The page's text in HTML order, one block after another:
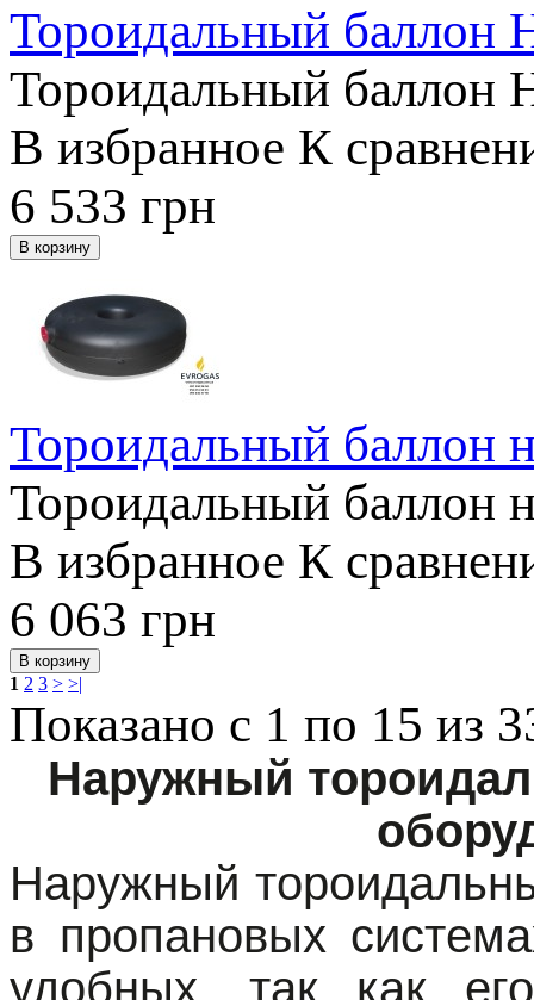
Тороидальный
Тороидальный
В избранное К
6 533 грн
Тороидальный баллон
Тороидальный баллон
В избранное К
6 063 грн
1 2 3 > >|
Показано с 1 по 15 из
Наружный
Наружный
в пропановых
удобных, так как